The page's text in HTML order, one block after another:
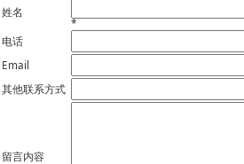
姓名
*
电话
Email
其他联系方式
留言内容